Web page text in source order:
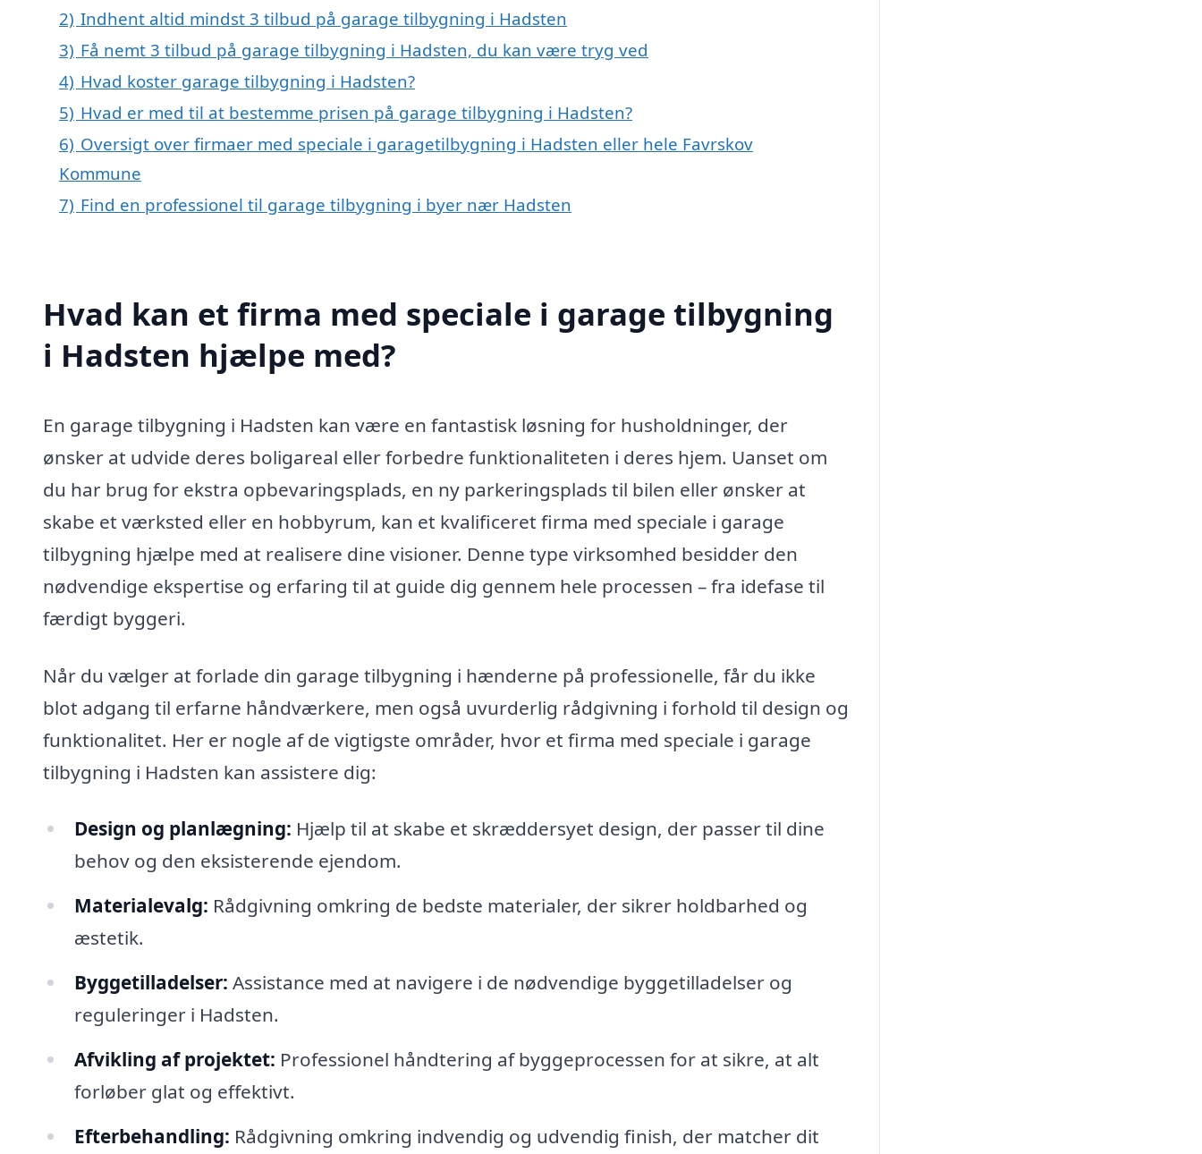
2) Indhent altid mindst 3 tilbud på garage tilbygning i Hadsten
3) Få nemt 3 tilbud på garage tilbygning i Hadsten, du kan være tryg ved
4) Hvad koster garage tilbygning i Hadsten?
5) Hvad er med til at bestemme prisen på garage tilbygning i Hadsten?
6) Oversigt over firmaer med speciale i garagetilbygning i Hadsten eller hele Favrskov
Kommune
7) Find en professionel til garage tilbygning i byer nær Hadsten
Hvad kan et firma med speciale i garage tilbygning
i Hadsten hjælpe med?
En garage tilbygning i Hadsten kan være en fantastisk løsning for husholdninger, der
ønsker at udvide deres boligareal eller forbedre funktionaliteten i deres hjem. Uanset om
du har brug for ekstra opbevaringsplads, en ny parkeringsplads til bilen eller ønsker at
skabe et værksted eller en hobbyrum, kan et kvalificeret firma med speciale i garage
tilbygning hjælpe med at realisere dine visioner. Denne type virksomhed besidder den
nødvendige ekspertise og erfaring til at guide dig gennem hele processen – fra idefase til
færdigt byggeri.
Når du vælger at forlade din garage tilbygning i hænderne på professionelle, får du ikke
blot adgang til erfarne håndværkere, men også uvurderlig rådgivning i forhold til design og
funktionalitet. Her er nogle af de vigtigste områder, hvor et firma med speciale i garage
tilbygning i Hadsten kan assistere dig:
Design og planlægning: Hjælp til at skabe et skræddersyet design, der passer til dine
behov og den eksisterende ejendom.
Materialevalg: Rådgivning omkring de bedste materialer, der sikrer holdbarhed og
æstetik.
Byggetilladelser: Assistance med at navigere i de nødvendige byggetilladelser og
reguleringer i Hadsten.
Afvikling af projektet: Professionel håndtering af byggeprocessen for at sikre, at alt
forløber glat og effektivt.
Efterbehandling: Rådgivning omkring indvendig og udvendig finish, der matcher dit